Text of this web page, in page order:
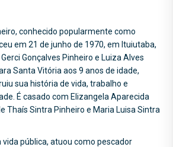
conhecido popularmente como
em 21 de junho de 1970, em Ituiutaba,
Gonçalves Pinheiro e Luiza Alves
Santa Vitória aos 9 anos de idade,
sua história de vida, trabalho e
É casado com Elizangela Aparecida
Thaís Sintra Pinheiro e Maria Luisa Sintra
pública, atuou como pescador